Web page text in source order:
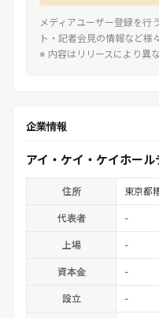
メディアユーザー登録を行
ト・記者会見の情報など様
※ 内容はリリースにより異な
企業情報
アイ・ケイ・ケイホー
住所 東京都
代表者 -
上場 -
資本金 -
設立 -